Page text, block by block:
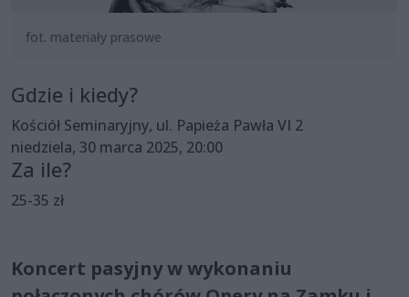
fot. materiały prasowe
Gdzie i kiedy?
Kościół Seminaryjny, ul. Papieża Pawła VI 2
niedziela, 30 marca 2025, 20:00
Za ile?
25-35 zł
Koncert pasyjny w wykonaniu